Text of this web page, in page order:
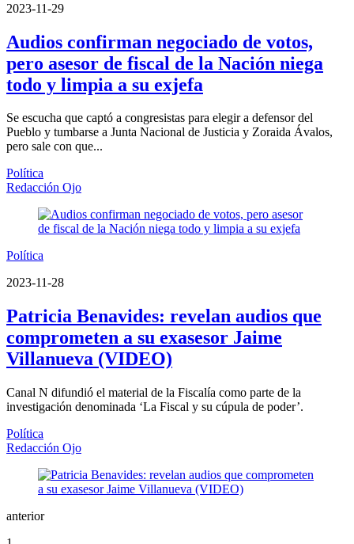
2023-11-29
Audios confirman negociado de votos,
pero asesor de fiscal de la Nación niega
todo y limpia a su exjefa
Se escucha que captó a congresistas para elegir a defensor del
Pueblo y tumbarse a Junta Nacional de Justicia y Zoraida Ávalos,
pero sale con que...
Política
Redacción Ojo
Política
2023-11-28
Patricia Benavides: revelan audios que
comprometen a su exasesor Jaime
Villanueva (VIDEO)
Canal N difundió el material de la Fiscalía como parte de la
investigación denominada ‘La Fiscal y su cúpula de poder’.
Política
Redacción Ojo
anterior